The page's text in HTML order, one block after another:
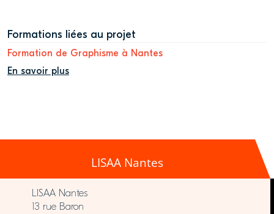
Formations liées au projet
Formation de Graphisme à Nantes
En savoir plus
LISAA Nantes
LISAA Nantes
13 rue Baron